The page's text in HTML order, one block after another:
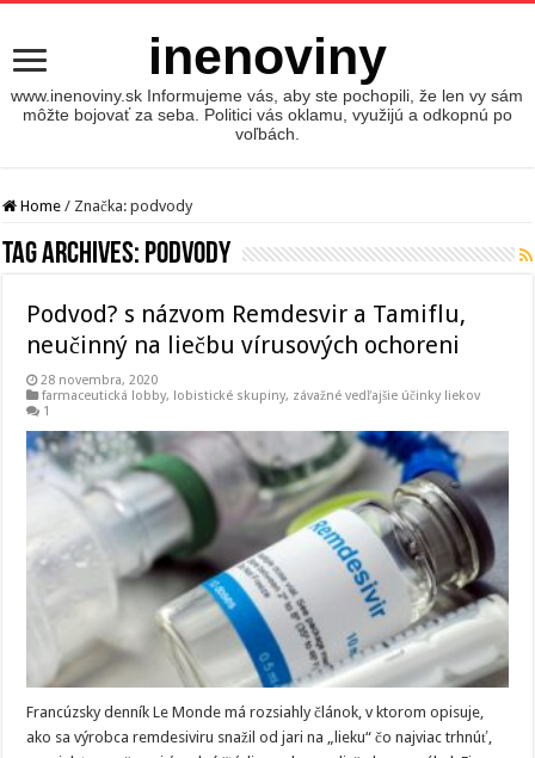
inenoviny
www.inenoviny.sk Informujeme vás, aby ste pochopili, že len vy sám
môžte bojovať za seba. Politici vás oklamu, využijú a odkopnú po
voľbách.
Home / Značka:podvody
Tag Archives: podvody
Podvod? s názvom Remdesvir a Tamiflu,
neučinný na liečbu vírusových ochoreni
28 novembra, 2020
farmaceutická lobby, lobistické skupiny, závažné vedľajšie účinky liekov
1
Francúzsky denník Le Monde má rozsiahly článok, v ktorom opisuje,
ako sa výrobca remdesiviru snažil od jari na „lieku“ čo najviac trhnúť,